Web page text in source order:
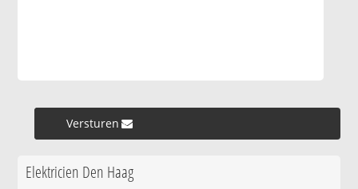
Versturen »
Elektricien Den Haag